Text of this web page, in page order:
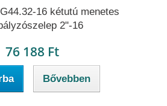
16 kétutú menetes
2"-16
76 188 Ft
Bővebben